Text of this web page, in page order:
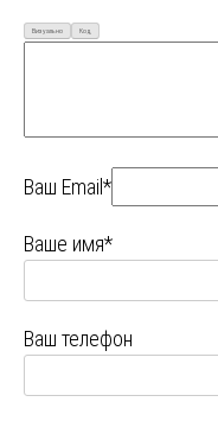
Визуально Код
Ваш Email*
Ваше имя*
Ваш телефон